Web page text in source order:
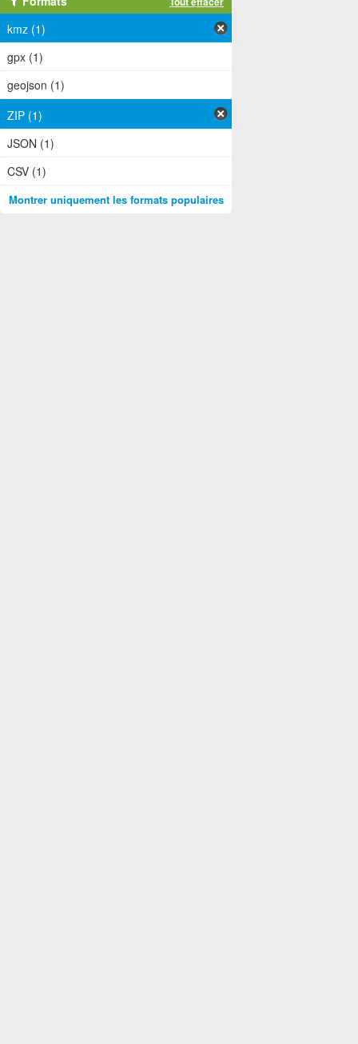
kmz (1)
gpx (1)
geojson (1)
ZIP (1)
JSON (1)
CSV (1)
Montrer uniquement les formats populaires